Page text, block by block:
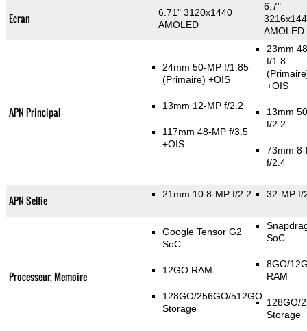
Ecran
6.71" 3120x1440
AMOLED
6.7"
AMOLED
APN Principal
24mm 50-MP f/1.85
(Primaire) +OIS
13mm 12-MP f/2.2
117mm 48-MP f/3.5
+OIS
23mm
f/1.8
+OIS
13mm
f/2.2
73mm
f/2.4
APN Selfie 21mm 10.8-MP f/2.2 32-MP f/
Processeur, Memoire
Google Tensor G2
SoC
12GO RAM
128GO/256GO/512GO
Storage
SoC
8GO/
RAM
128GO/
Storage